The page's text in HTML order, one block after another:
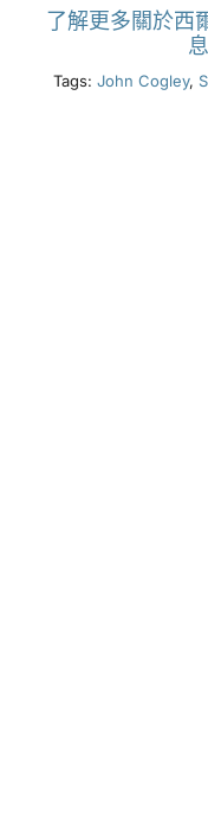
了解更多關於西
息
Tags: John Cogley,